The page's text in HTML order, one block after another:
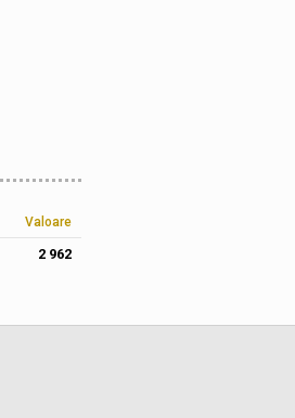
Valoare
2 962